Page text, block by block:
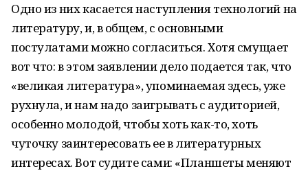
Одно из них касается наступления технологий на
литературу, и, в общем, с основными
постулатами можно согласиться. Хотя смущает
вот что: в этом заявлении дело подается так, что
«великая литература», упоминаемая здесь, уже
рухнула, и нам надо заигрывать с аудиторией,
особенно молодой, чтобы хоть как-то, хоть
чуточку заинтересовать ее в литературных
интересах. Вот судите сами: «Планшеты меняют